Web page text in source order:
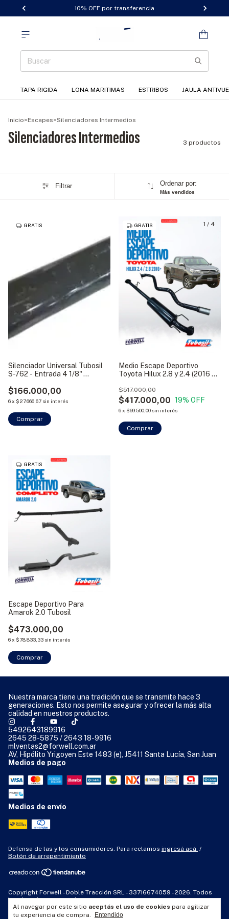
10% OFF por transferencia
TAPA RIGIDA LONA MARITIMAS ESTRIBOS JAULA
Al navegar por este sitio aceptás el uso de cookies para agilizar
tu experiencia de compra.
Entendido
Inicio>Escapes>Silenciadores Intermedios
Silenciadores Intermedios 3 productos
Filtrar Ordenar por:
Más vendidos
GRATIS
Silenciador Universal Tubosil
S-762 - Entrada 4 1/8"
$166.000,00
6x $27.666,67 sin interés
1 / 4
GRATIS
Medio Escape Deportivo
Toyota Hilux 2.8 y 2.4 (2016 En
$417.000,00
$517.000,00
19% OFF
6x $69.500,00 sin interés
GRATIS
Escape Deportivo Para
Amarok 2.0 Tubosil
$473.000,00
6x $78.833,33 sin interés
Comprar
Nuestra marca tiene una tradición que se transmite hace 3
generaciones. Esto nos permite asegurar y ofrecer la más alta
calidad en nuestros productos.
5492643189916
2645 28-5875 / 2643 18-9916
mlventas2@forwell.com.ar
AV, Hipólito Yrigoyen Este 1483 (e), J5411 Santa Lucía, San Juan
Medios de pago
Medios de envío
Defensa de las y los consumidores. Para reclamos ingresá acá. /
Botón de arrepentimiento
Copyright Forwell - Doble Tracción SRL - 33716674059 - 2026. Todos
los derechos reservados.